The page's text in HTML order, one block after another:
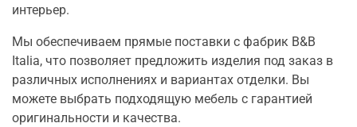
интерьер.
Мы обеспечиваем прямые поставки с фабрик B&B
Italia, что позволяет предложить изделия под заказ в
различных исполнениях и вариантах отделки. Вы
можете выбрать подходящую мебель с гарантией
оригинальности и качества.